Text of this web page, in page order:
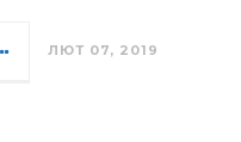
ЛЮТ 07, 2019